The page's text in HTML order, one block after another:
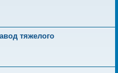
тяжелого